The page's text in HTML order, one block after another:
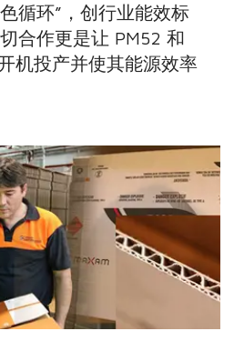
循环”，创行业能效标
合作更是让 PM52 和
机投产并使其能源效率